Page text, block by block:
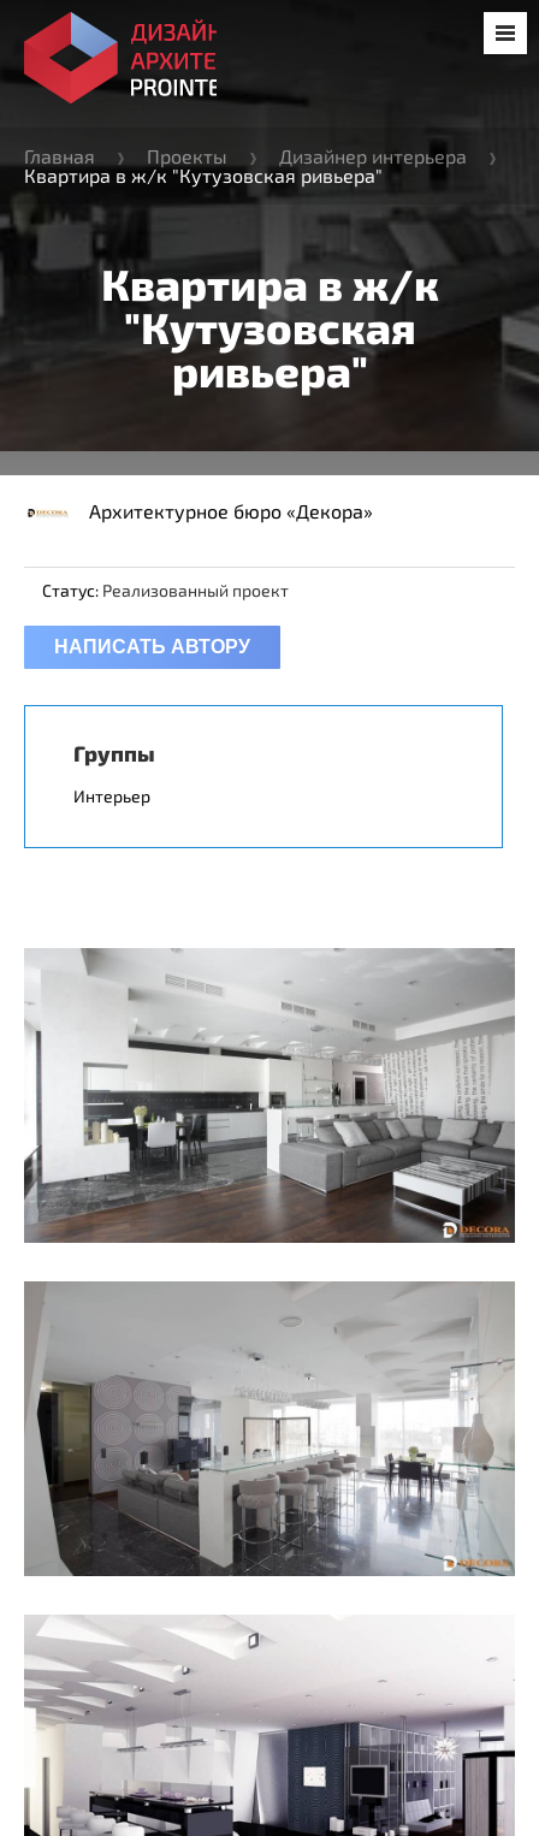
Главная Проекты
Дизайнер интерьера
Квартира в ж/к "Кутузовская ривьера"
Квартира в ж/к
"Кутузовская
ривьера"
Архитектурное бюро «Декора»
Статус: Реализованный проект
НАПИСАТЬ АВТОРУ
Группы
Интерьер